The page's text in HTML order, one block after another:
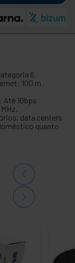
6.
100 m.
1Gbps
data centers
quanto